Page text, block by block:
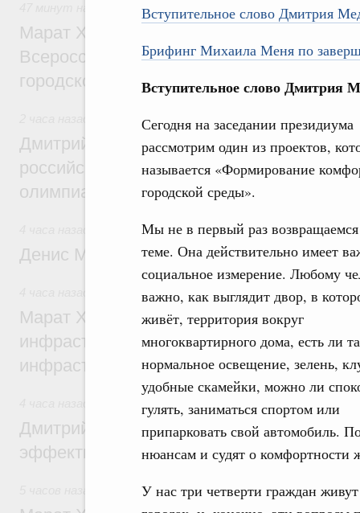
Вступительное слово Дмитрия
Брифинг Михаила Меня по
Вступительное слово Дмитрия
Сегодня на заседании президиума
рассмотрим один из проектов,
называется «Формирование
городской среды».
Мы не в первый раз
теме. Она действительно имеет
социальное измерение. Любому
важно, как выглядит двор, в
живёт, территория вокруг
многоквартирного дома, есть ли
нормальное освещение, зелень,
удобные скамейки, можно ли
гулять, заниматься спортом или
припарковать свой автомобиль.
нюансам и судят о комфортности
У нас три четверти граждан
Экономика городов. Городская среда
Марат Хуснуллин провёл заседание
Всероссийского конкурса лучших
городской среды
Отрасль информационных технологий
Дмитрий Чернышенко и Сергей Кравцов
российскую сборную с победой на
олимпиаде по искусственному
Общие вопросы промышленной политики
Денис Мантуров посетил Ярославскую
Бюджеты субъектов Федерации.
Марат Хуснуллин: 15 объектов
инфраструктуры построили и обновили
инфраструктурным кредитам
Дмитрий Патрушев: Синхронизация
эффективность поддержки сельских
Экономика городов. Городская среда